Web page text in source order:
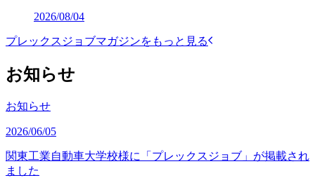
2026/08/04
プレックスジョブマガジンをもっと見る
お知らせ
お知らせ
2026/06/05
関東工業自動車大学校様に「プレックスジョブ」が掲載され
ました